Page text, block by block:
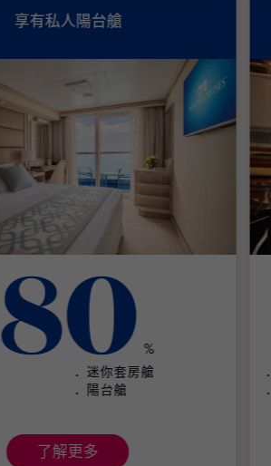
享有私人陽台艙
80 %
迷你套房艙
陽台艙
了解更多